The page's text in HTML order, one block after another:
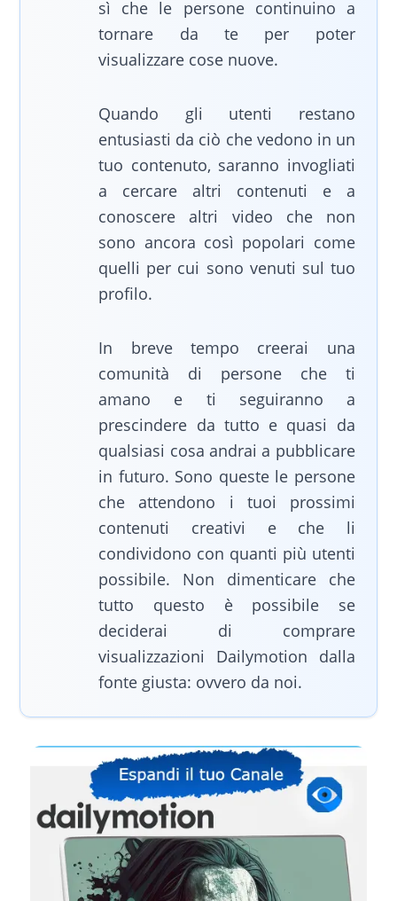
sì che le persone continuino a
tornare da te per poter
visualizzare cose nuove.
Quando gli utenti restano
entusiasti da ciò che vedono in un
tuo contenuto, saranno invogliati
a cercare altri contenuti e a
conoscere altri video che non
sono ancora così popolari come
quelli per cui sono venuti sul tuo
profilo.
In breve tempo creerai una
comunità di persone che ti
amano e ti seguiranno a
prescindere da tutto e quasi da
qualsiasi cosa andrai a pubblicare
in futuro. Sono queste le persone
che attendono i tuoi prossimi
contenuti creativi e che li
condividono con quanti più utenti
possibile. Non dimenticare che
tutto questo è possibile se
deciderai di comprare
visualizzazioni Dailymotion dalla
fonte giusta: ovvero da noi.